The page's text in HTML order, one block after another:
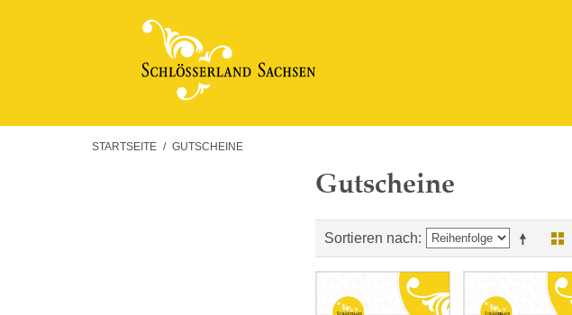
STARTSEITE / GUTSCHEINE
Gutscheine
Sortieren nach